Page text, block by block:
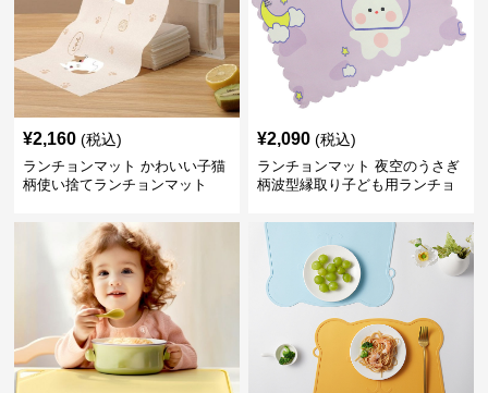
¥2,160 (税込)
ランチョンマット かわいい子猫
柄使い捨てランチョンマット
¥2,090 (税込)
ランチョンマット 夜空のうさぎ
柄波型縁取り子ども用ランチョ